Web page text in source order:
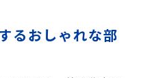
るおしゃれな部